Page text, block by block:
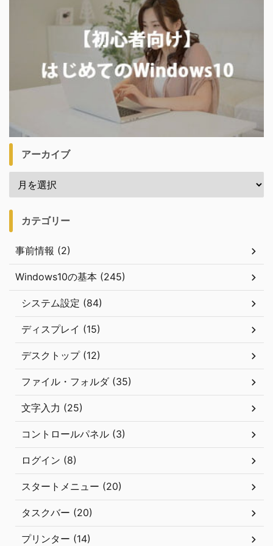
アーカイブ
カテゴリー
事前情報 (2)
Windows10の基本 (245)
システム設定 (84)
ディスプレイ (15)
デスクトップ (12)
ファイル・フォルダ (35)
文字入力 (25)
コントロールパネル (3)
ログイン (8)
スタートメニュー (20)
タスクバー (20)
プリンター (14)